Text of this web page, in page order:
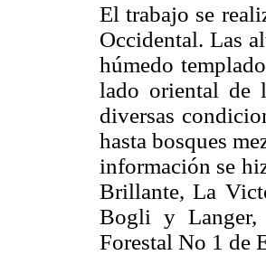
El trabajo se
Occidental. Las
húmedo
lado oriental de
diversas
hasta bosques
información se
Brillante, La
Bogli y Langer,
Forestal No 1 de